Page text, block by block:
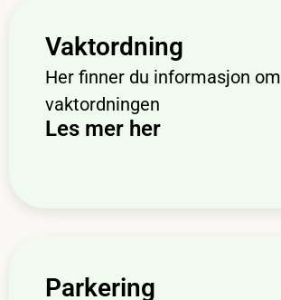
Vaktordning
Her finner du informasjon om
vaktordningen
Les mer her
Parkering